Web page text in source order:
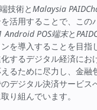
技術と Malaysia
活用することで、この
Android POS端末と
を導入することを目指
するデジタル経済にお
るために尽力し、金融
デジタル決済サービス
り組んでいます。